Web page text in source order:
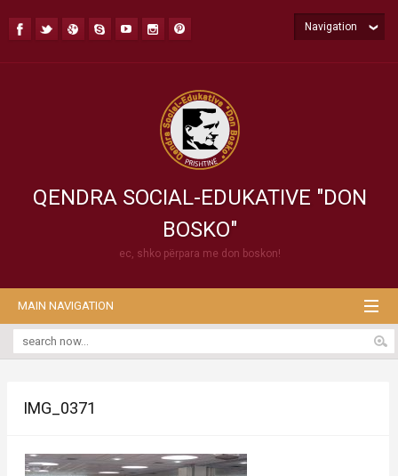
QENDRA SOCIAL-EDUKATIVE "DON
BOSKO"
ec, shko përpara me don boskon!
Navigation
MAIN NAVIGATION
IMG_0371